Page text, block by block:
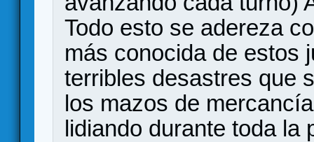
Todo esto se adereza
más conocida de estos
terribles desastres que
los mazos de
lidiando durante toda la